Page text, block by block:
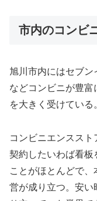
市内のコンビ
旭川市内にはセブン
などコンビニが豊
を大きく受けている
コンビニエンスス
契約したいわば看板
ことがほとんどで
営が成り立つ。安い